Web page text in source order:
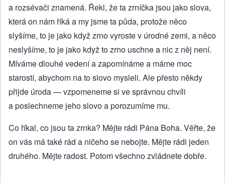
a rozsévači znamená. Řekl, že ta zrníčka jsou jako slova,
která on nám říká a my jsme ta půda, protože něco
slyšíme, to je jako když zrno vyroste v úrodné zemi, a něco
neslyšíme, to je jako když to zrno uschne a nic z něj není.
Míváme dlouhé vedení a zapomínáme a máme moc
starostí, abychom na to slovo mysleli. Ale přesto někdy
přijde úroda — vzpomeneme si ve správnou chvíli
a poslechneme jeho slovo a porozumíme mu.
Co říkal, co jsou ta zrnka? Mějte rádi Pána Boha. Věřte, že
on vás má také rád a ničeho se nebojte. Mějte rádi jeden
druhého. Mějte radost. Potom všechno zvládnete dobře.